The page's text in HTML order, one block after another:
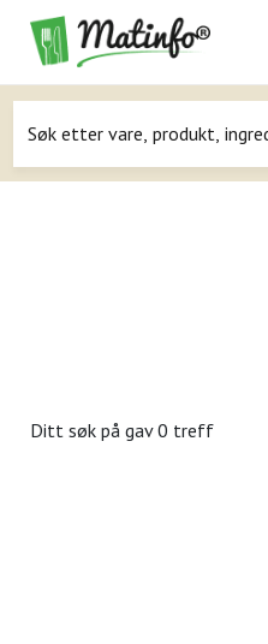
Navigasjon
Ditt søk på gav 0 treff